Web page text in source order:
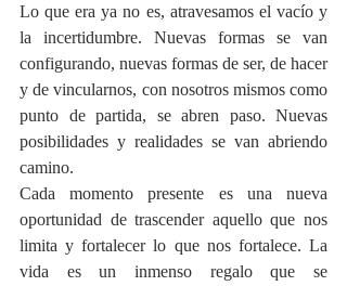
Lo que era ya no es, atravesamos el vacío y
la incertidumbre. Nuevas formas se van
configurando, nuevas formas de ser, de hacer
y de vincularnos, con nosotros mismos como
punto de partida, se abren paso. Nuevas
posibilidades y realidades se van abriendo
camino.
Cada momento presente es una nueva
oportunidad de trascender aquello que nos
limita y fortalecer lo que nos fortalece. La
vida es un inmenso regalo que se